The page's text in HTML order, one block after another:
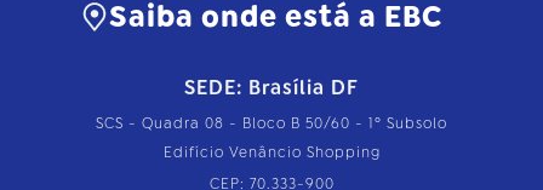
Saiba onde está a EBC
SEDE: Brasília DF
SCS - Quadra 08 - Bloco B 50/60 - 1º Subsolo
Edifício Venâncio Shopping
CEP: 70.333-900